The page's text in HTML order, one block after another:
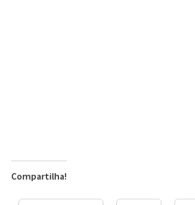
Compartilha!